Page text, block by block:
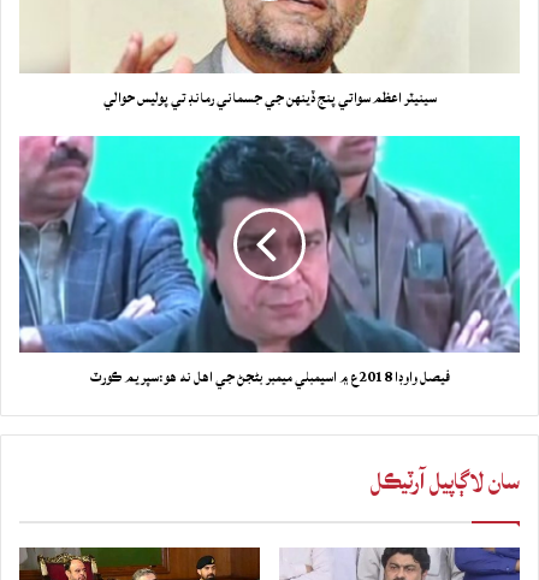
سينيٽر اعظم سواتي پنج ڏينهن جي جسماني رمانڊ تي پوليس حوالي
فيصل واوڊا 2018ع ۾ اسيمبلي ميمبر بڻجڻ جي اهل نه هو:سپريم ڪورٽ
سان لاڳاپيل آرٽيڪل